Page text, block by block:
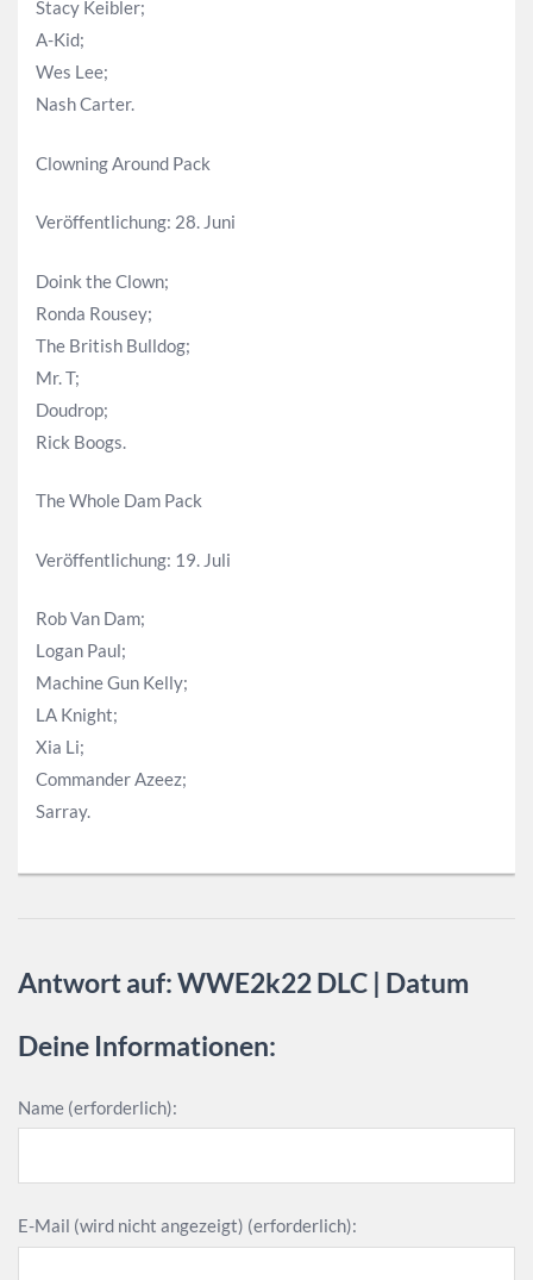
Stacy Keibler;
A-Kid;
Wes Lee;
Nash Carter.
Clowning Around Pack
Veröffentlichung: 28. Juni
Doink the Clown;
Ronda Rousey;
The British Bulldog;
Mr. T;
Doudrop;
Rick Boogs.
The Whole Dam Pack
Veröffentlichung: 19. Juli
Rob Van Dam;
Logan Paul;
Machine Gun Kelly;
LA Knight;
Xia Li;
Commander Azeez;
Sarray.
Antwort auf: WWE2k22 DLC | Datum
Deine Informationen:
Name (erforderlich):
E-Mail (wird nicht angezeigt) (erforderlich):